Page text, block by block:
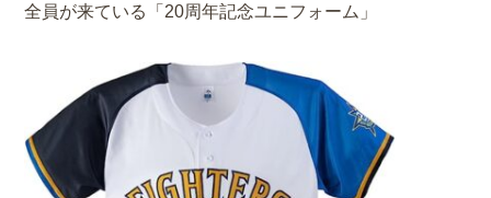
全員が来ている「20周年記念ユニフォーム」